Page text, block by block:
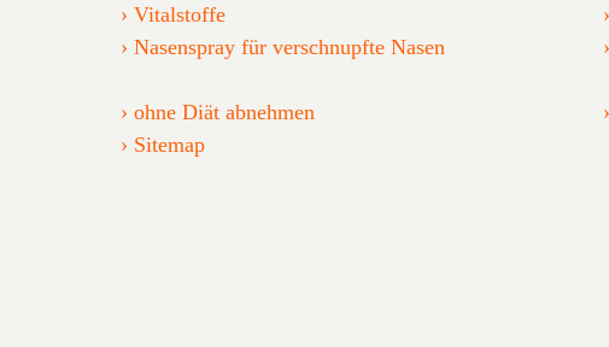
Vitalstoffe
Nasenspray für verschnupfte Nasen
ohne Diät abnehmen
Sitemap